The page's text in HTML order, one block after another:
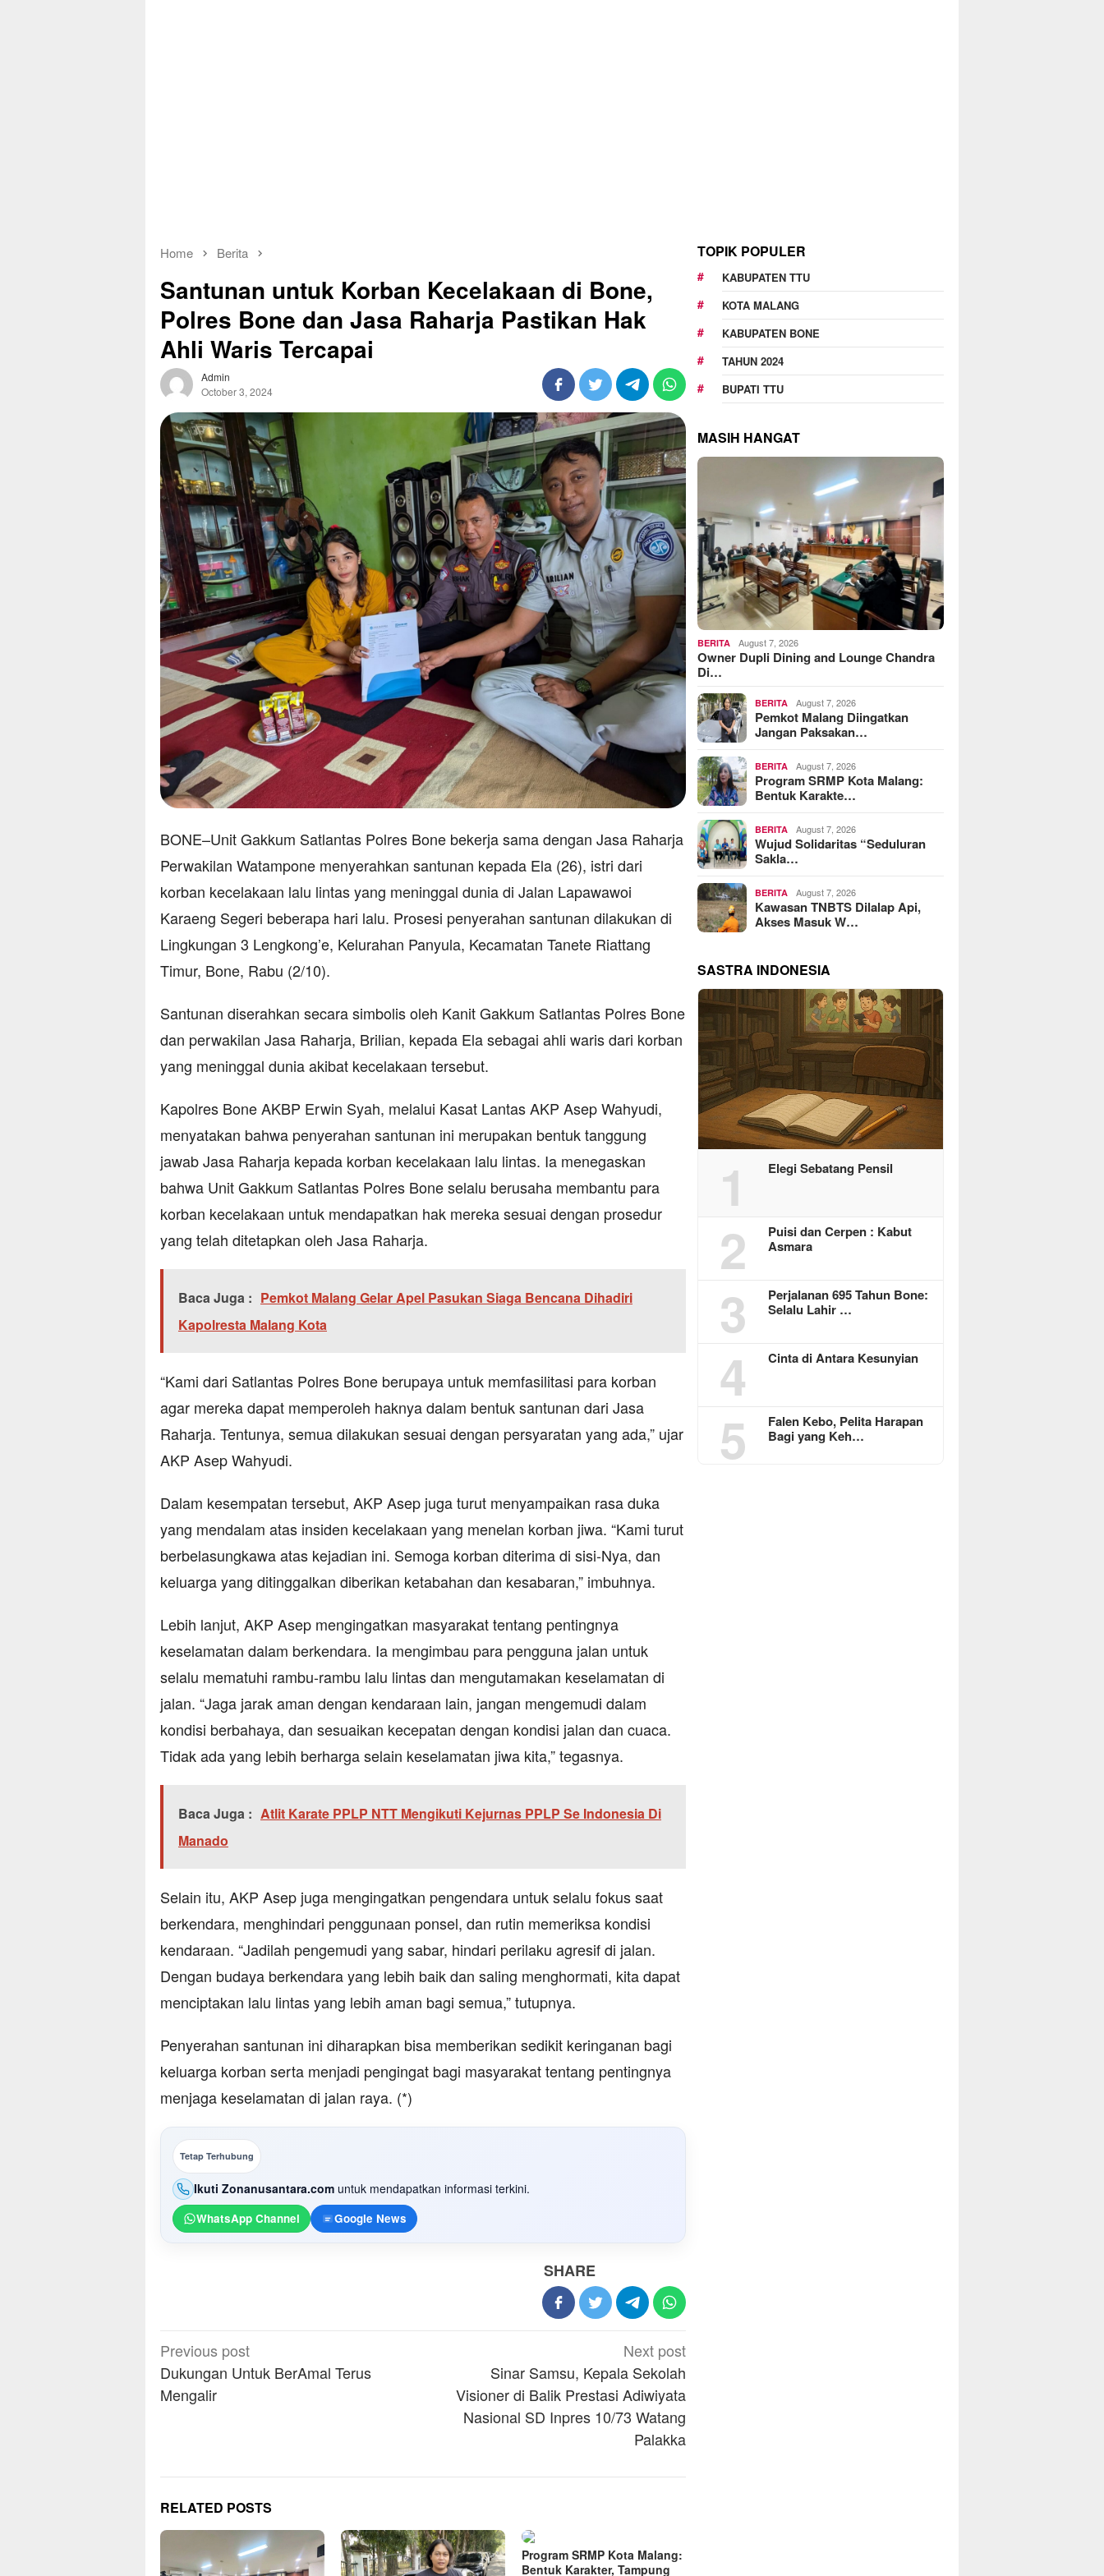
Home Berita
Santunan untuk Korban Kecelakaan di Bone,
Polres Bone dan Jasa Raharja Pastikan Hak
Ahli Waris Tercapai
Admin
October 3, 2024
BONE–Unit Gakkum Satlantas Polres Bone bekerja sama dengan Jasa Raharja
Perwakilan Watampone menyerahkan santunan kepada Ela (26), istri dari
korban kecelakaan lalu lintas yang meninggal dunia di Jalan Lapawawoi
Karaeng Segeri beberapa hari lalu. Prosesi penyerahan santunan dilakukan di
Lingkungan 3 Lengkong’e, Kelurahan Panyula, Kecamatan Tanete Riattang
Timur, Bone, Rabu (2/10).
Santunan diserahkan secara simbolis oleh Kanit Gakkum Satlantas Polres Bone
dan perwakilan Jasa Raharja, Brilian, kepada Ela sebagai ahli waris dari korban
yang meninggal dunia akibat kecelakaan tersebut.
Kapolres Bone AKBP Erwin Syah, melalui Kasat Lantas AKP Asep Wahyudi,
menyatakan bahwa penyerahan santunan ini merupakan bentuk tanggung
jawab Jasa Raharja kepada korban kecelakaan lalu lintas. Ia menegaskan
bahwa Unit Gakkum Satlantas Polres Bone selalu berusaha membantu para
korban kecelakaan untuk mendapatkan hak mereka sesuai dengan prosedur
yang telah ditetapkan oleh Jasa Raharja.
Baca Juga : Pemkot Malang Gelar Apel Pasukan Siaga Bencana Dihadiri
Kapolresta Malang Kota
“Kami dari Satlantas Polres Bone berupaya untuk memfasilitasi para korban
agar mereka dapat memperoleh haknya dalam bentuk santunan dari Jasa
Raharja. Tentunya, semua dilakukan sesuai dengan persyaratan yang ada,” ujar
AKP Asep Wahyudi.
Dalam kesempatan tersebut, AKP Asep juga turut menyampaikan rasa duka
yang mendalam atas insiden kecelakaan yang menelan korban jiwa. “Kami turut
berbelasungkawa atas kejadian ini. Semoga korban diterima di sisi-Nya, dan
keluarga yang ditinggalkan diberikan ketabahan dan kesabaran,” imbuhnya.
Lebih lanjut, AKP Asep mengingatkan masyarakat tentang pentingnya
keselamatan dalam berkendara. Ia mengimbau para pengguna jalan untuk
selalu mematuhi rambu-rambu lalu lintas dan mengutamakan keselamatan di
jalan. “Jaga jarak aman dengan kendaraan lain, jangan mengemudi dalam
kondisi berbahaya, dan sesuaikan kecepatan dengan kondisi jalan dan cuaca.
Tidak ada yang lebih berharga selain keselamatan jiwa kita,” tegasnya.
Baca Juga : Atlit Karate PPLP NTT Mengikuti Kejurnas PPLP Se Indonesia Di
Manado
Selain itu, AKP Asep juga mengingatkan pengendara untuk selalu fokus saat
berkendara, menghindari penggunaan ponsel, dan rutin memeriksa kondisi
kendaraan. “Jadilah pengemudi yang sabar, hindari perilaku agresif di jalan.
Dengan budaya berkendara yang lebih baik dan saling menghormati, kita dapat
menciptakan lalu lintas yang lebih aman bagi semua,” tutupnya.
Penyerahan santunan ini diharapkan bisa memberikan sedikit keringanan bagi
keluarga korban serta menjadi pengingat bagi masyarakat tentang pentingnya
menjaga keselamatan di jalan raya. (*)
Tetap Terhubung
Ikuti Zonanusantara.com untuk mendapatkan informasi terkini.
WhatsApp Channel Google News
SHARE
Post
navigation
Previous post
Dukungan Untuk BerAmal Terus
Mengalir
Next post
Sinar Samsu, Kepala Sekolah
Visioner di Balik Prestasi Adiwiyata
Nasional SD Inpres 10/73 Watang
Palakka
RELATED POSTS
Program SRMP Kota Malang:
Bentuk Karakter, Tampung
TOPIK POPULER
KABUPATEN TTU
KOTA MALANG
KABUPATEN BONE
TAHUN 2024
BUPATI TTU
MASIH HANGAT
BERITA August 7, 2026
Owner Dupli Dining and Lounge Chandra
Di…
BERITA August 7, 2026
Pemkot Malang Diingatkan
Jangan Paksakan…
BERITA August 7, 2026
Program SRMP Kota Malang:
Bentuk Karakte…
BERITA August 7, 2026
Wujud Solidaritas “Seduluran
Sakla…
BERITA August 7, 2026
Kawasan TNBTS Dilalap Api,
Akses Masuk W…
SASTRA INDONESIA
1 Elegi Sebatang Pensil
2
Puisi dan Cerpen : Kabut
Asmara
3
Perjalanan 695 Tahun Bone:
Selalu Lahir …
4 Cinta di Antara Kesunyian
5
Falen Kebo, Pelita Harapan
Bagi yang Keh…